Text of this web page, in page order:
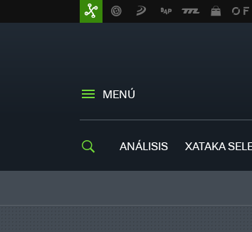
MENÚ
ANÁLISIS XATAKA